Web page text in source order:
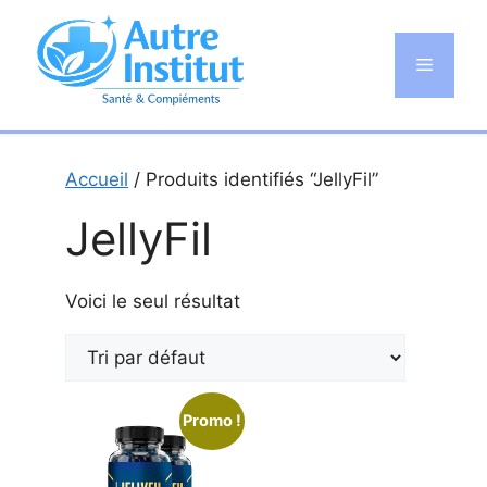
contenu
Menu
Accueil / Produits identifiés “JellyFil”
JellyFil
Voici le seul résultat
Promo !